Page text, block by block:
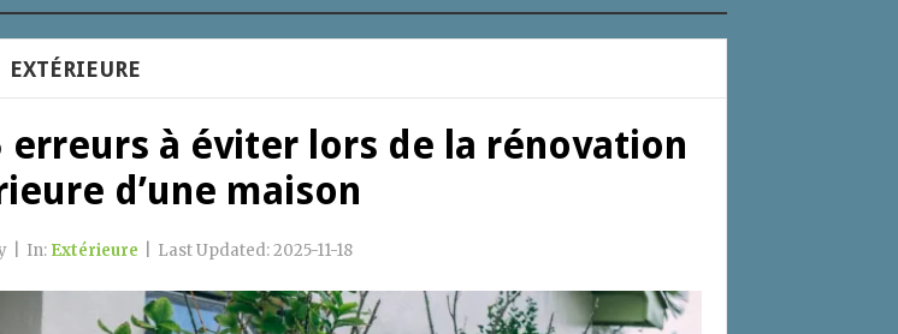
EXTÉRIEURE
erreurs à éviter lors de la rénovation
d’une maison
In: Extérieure Last Updated:2025-11-18